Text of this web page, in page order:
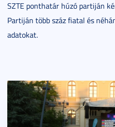
SZTE ponthatár húzó partiján
Partiján több száz fiatal és
adatokat.